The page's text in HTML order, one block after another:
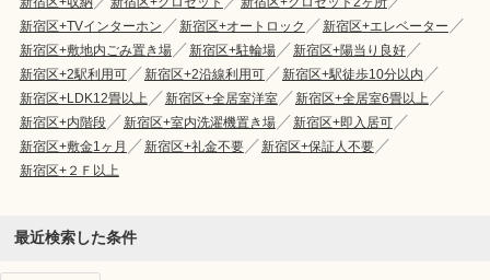
新宿区+TVインターホン
新宿区+オートロック
新宿区+エレベーター
新宿区+敷地内ごみ置き場
新宿区+駐輪場
新宿区+陽当り良好
新宿区+2駅利用可
新宿区+2沿線利用可
新宿区+駅徒歩10分以内
新宿区+LDK12畳以上
新宿区+全居室洋室
新宿区+全居室6畳以上
新宿区+内階段
新宿区+室内洗濯機置き場
新宿区+即入居可
新宿区+敷金1ヶ月
新宿区+礼金不要
新宿区+保証人不要
新宿区+２Ｆ以上
最近検索した条件